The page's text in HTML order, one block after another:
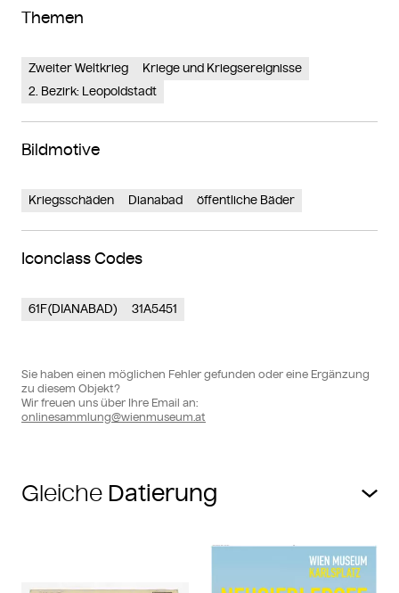
Themen
Zweiter Weltkrieg
Kriege und Kriegsereignisse
2. Bezirk: Leopoldstadt
Bildmotive
Kriegsschäden Dianabad öffentliche Bäder
Iconclass Codes
61F(DIANABAD) 31A5451
Sie haben einen möglichen Fehler gefunden oder eine Ergänzung
zu diesem Objekt?
Wir freuen uns über Ihre Email an:
onlinesammlung@wienmuseum.at
Gleiche